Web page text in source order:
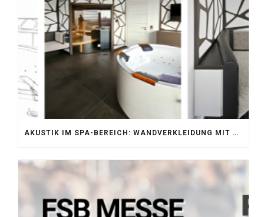
AKUSTIK IM SPA-BEREICH: WANDVERKLEIDUNG MIT SILENTPROTECT CORE